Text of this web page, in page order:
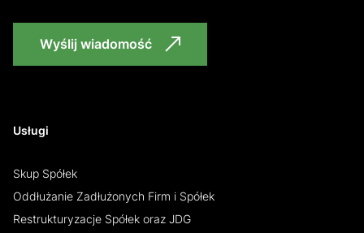
Usługi
Skup Spółek
Oddłużanie Zadłużonych Firm i Spółek
Restrukturyzacje Spółek oraz JDG
Wyślij wiadomość